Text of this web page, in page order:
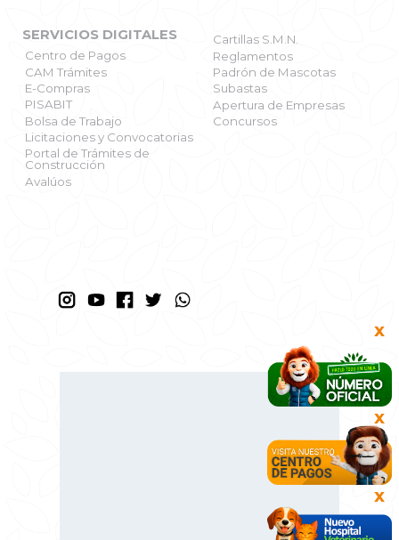
SERVICIOS DIGITALES
Centro de Pagos
CAM Trámites
E-Compras
PISABIT
Bolsa de Trabajo
Licitaciones y Convocatorias
Portal de Trámites de
Construcción
Avalúos
Cartillas S.M.N.
Reglamentos
Padrón de Mascotas
Subastas
Apertura de Empresas
Concursos
X
X
X